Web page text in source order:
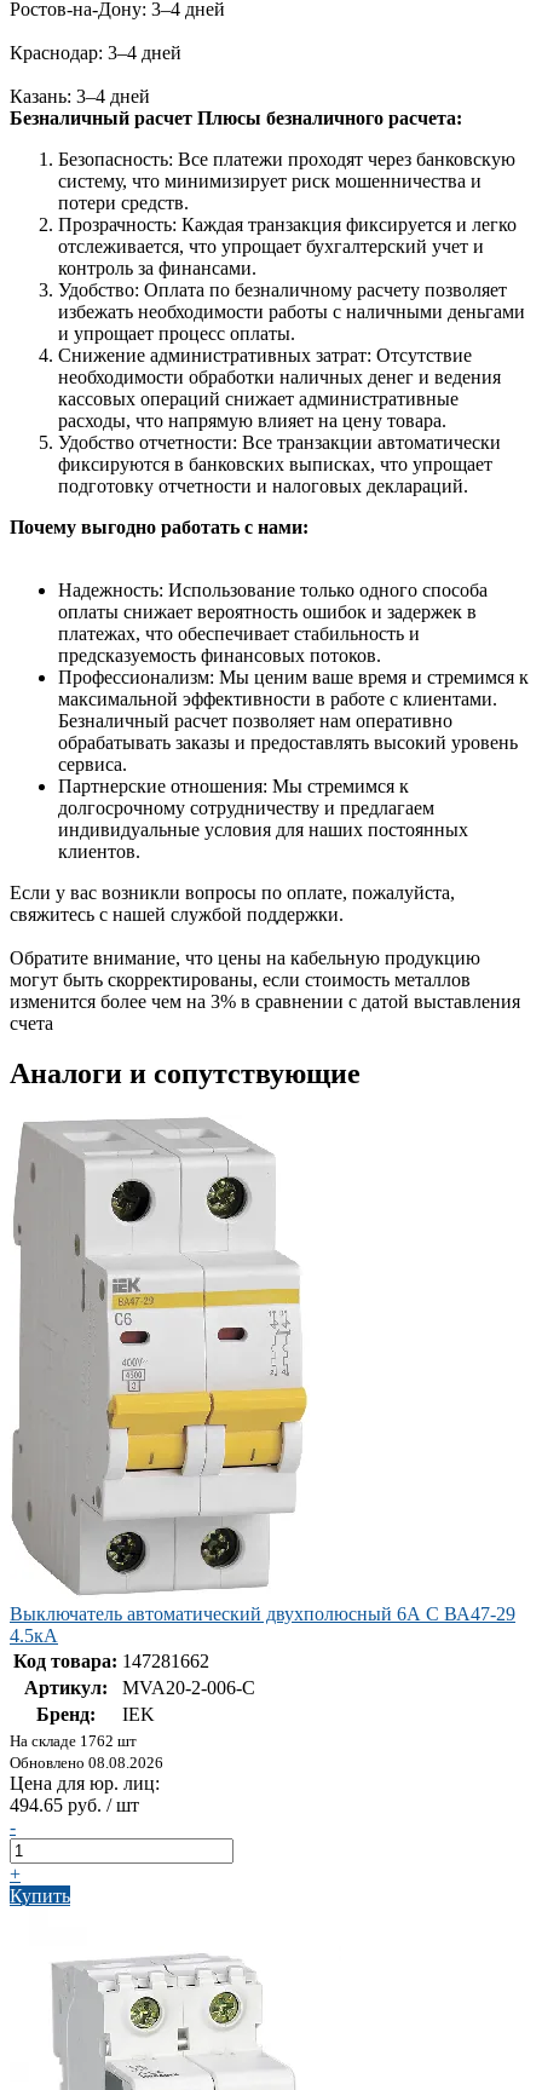
Ростов-на-Дону: 3–4 дней
Краснодар: 3–4 дней
Казань: 3–4 дней
Безналичный расчет Плюсы безналичного расчета:
Безопасность: Все платежи проходят через банковскую
систему, что минимизирует риск мошенничества и
потери средств.
Прозрачность: Каждая транзакция фиксируется и легко
отслеживается, что упрощает бухгалтерский учет и
контроль за финансами.
Удобство: Оплата по безналичному расчету позволяет
избежать необходимости работы с наличными деньгами
и упрощает процесс оплаты.
Снижение административных затрат: Отсутствие
необходимости обработки наличных денег и ведения
кассовых операций снижает административные
расходы, что напрямую влияет на цену товара.
Удобство отчетности: Все транзакции автоматически
фиксируются в банковских выписках, что упрощает
подготовку отчетности и налоговых деклараций.
Почему выгодно работать с нами:
Надежность: Использование только одного способа
оплаты снижает вероятность ошибок и задержек в
платежах, что обеспечивает стабильность и
предсказуемость финансовых потоков.
Профессионализм: Мы ценим ваше время и стремимся к
максимальной эффективности в работе с клиентами.
Безналичный расчет позволяет нам оперативно
обрабатывать заказы и предоставлять высокий уровень
сервиса.
Партнерские отношения: Мы стремимся к
долгосрочному сотрудничеству и предлагаем
индивидуальные условия для наших постоянных
клиентов.
Если у вас возникли вопросы по оплате, пожалуйста,
свяжитесь с нашей службой поддержки.
Обратите внимание, что цены на кабельную продукцию
могут быть скорректированы, если стоимость металлов
изменится более чем на 3% в сравнении с датой выставления
счета
Аналоги и сопутствующие
Выключатель автоматический двухполюсный 6А С ВА47-29
4.5кА
Код товара: 147281662
Артикул:
MVA20-2-006-C
Бренд:
IEK
На складе 1762 шт
Обновлено 08.08.2026
Цена для юр. лиц:
494.65 руб. / шт
-
+
Купить